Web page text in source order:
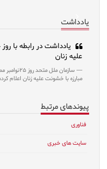
Next
یادداشت
یادداشت در رابطه با
علیه زنان
سازمان ملل
مبارزه با خشونت علیه زنان اعلام
پیوندهای مرتبط
فناوری
سایت های خبری